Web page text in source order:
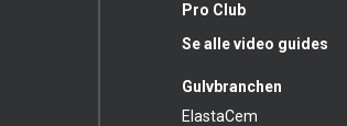
Pro Club
Se alle video guides
Gulvbranchen
ElastaCem